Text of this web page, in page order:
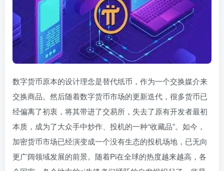
数字货币原本的设计理念是替代纸币，作为一个交换媒介来
交换商品。然后随着数字货币市场的更新迭代，很多货币已
经偏离了初衷，将其带进了交易所，失去了原有开发者最初
本质，成为了大众手中炒作、投机的一种“收藏品”。如今，
加密货币市场已经演变成一个没有生态的投机场地，已无向
更广阔领域发展的前景。随着Pi在全球的热度越来越高，各